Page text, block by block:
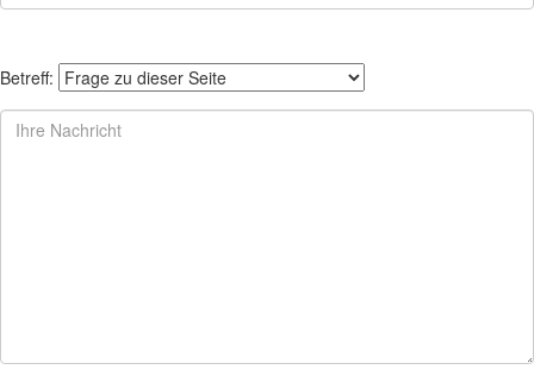
Betreff: